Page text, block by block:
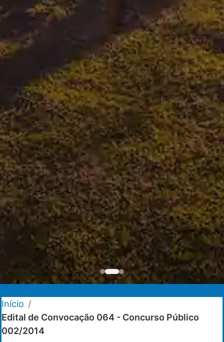
Início /
Edital de Convocação 064 - Concurso Público
002/2014